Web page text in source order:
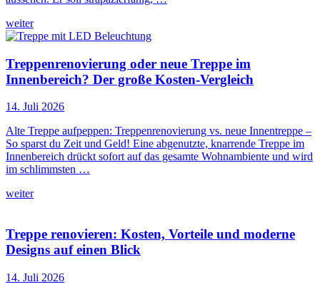
weiter
Treppenrenovierung oder neue Treppe im
Innenbereich? Der große Kosten-Vergleich
14. Juli 2026
Alte Treppe aufpeppen: Treppenrenovierung vs. neue Innentreppe –
So sparst du Zeit und Geld! Eine abgenutzte, knarrende Treppe im
Innenbereich drückt sofort auf das gesamte Wohnambiente und wird
im schlimmsten …
weiter
Treppe renovieren: Kosten, Vorteile und moderne
Designs auf einen Blick
14. Juli 2026